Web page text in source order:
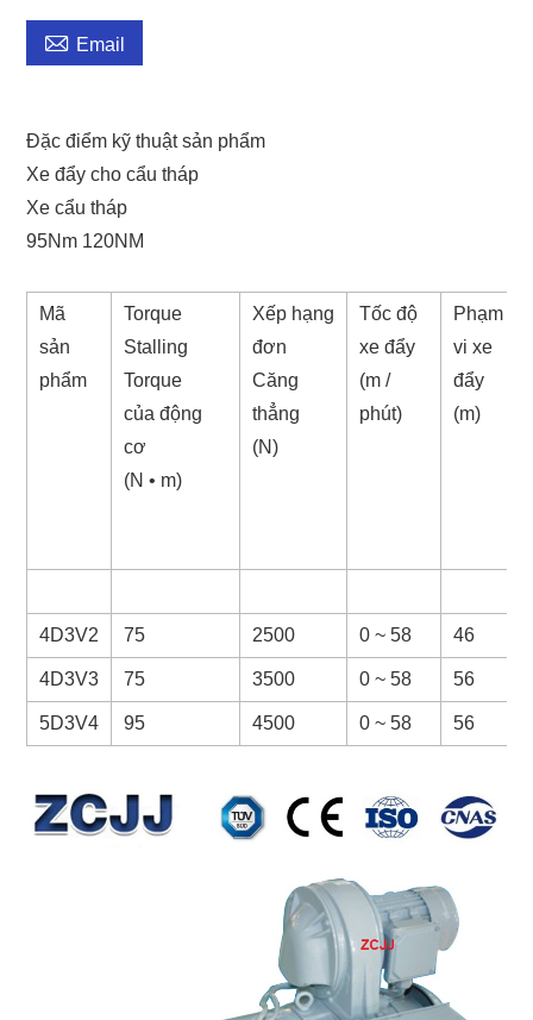
 Email
Đặc điểm kỹ thuật sản phẩm
Xe đẩy cho cẩu tháp
Xe cẩu tháp
95Nm 120NM
Mã
sản
phẩm
Torque
Stalling
Torque
của động
cơ
(N • m)
Xếp hạng
đơn
Căng
thẳng
(N)
Tốc độ
xe đẩy
(m /
phút)
Phạm
vi xe
đẩy
(m)
4D3V2 75 2500 0 ~ 58 46
4D3V3 75 3500 0 ~ 58 56
5D3V4 95 4500 0 ~ 58 56